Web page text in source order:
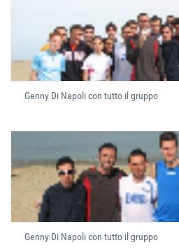
Genny Di Napoli con tutto il gruppo
Genny Di Napoli con tutto il gruppo